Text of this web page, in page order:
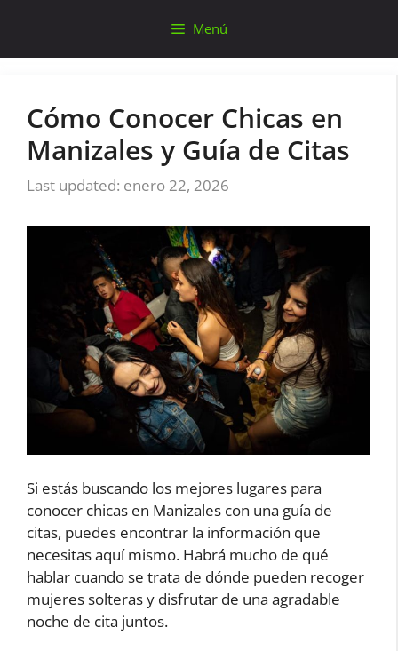
contenido
Menú
Cómo Conocer Chicas en
Manizales y Guía de Citas
enero 22, 2026
Si estás buscando los mejores lugares para
conocer chicas en Manizales con una guía de
citas, puedes encontrar la información que
necesitas aquí mismo. Habrá mucho de qué
hablar cuando se trata de dónde pueden recoger
mujeres solteras y disfrutar de una agradable
noche de cita juntos.